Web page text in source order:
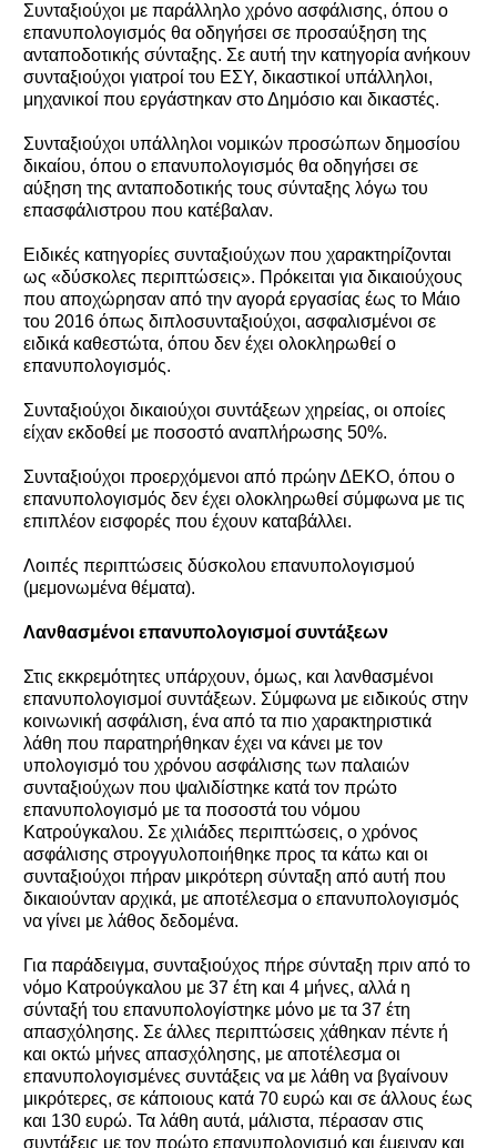
Συνταξιούχοι με παράλληλο χρόνο ασφάλισης, όπου ο
επανυπολογισμός θα οδηγήσει σε προσαύξηση της
ανταποδοτικής σύνταξης. Σε αυτή την κατηγορία ανήκουν
συνταξιούχοι γιατροί του ΕΣΥ, δικαστικοί υπάλληλοι,
μηχανικοί που εργάστηκαν στο Δημόσιο και δικαστές.
Συνταξιούχοι υπάλληλοι νομικών προσώπων δημοσίου
δικαίου, όπου ο επανυπολογισμός θα οδηγήσει σε
αύξηση της ανταποδοτικής τους σύνταξης λόγω του
επασφάλιστρου που κατέβαλαν.
Ειδικές κατηγορίες συνταξιούχων που χαρακτηρίζονται
ως «δύσκολες περιπτώσεις». Πρόκειται για δικαιούχους
που αποχώρησαν από την αγορά εργασίας έως το Μάιο
του 2016 όπως διπλοσυνταξιούχοι, ασφαλισμένοι σε
ειδικά καθεστώτα, όπου δεν έχει ολοκληρωθεί ο
επανυπολογισμός.
Συνταξιούχοι δικαιούχοι συντάξεων χηρείας, οι οποίες
είχαν εκδοθεί με ποσοστό αναπλήρωσης 50%.
Συνταξιούχοι προερχόμενοι από πρώην ΔΕΚΟ, όπου ο
επανυπολογισμός δεν έχει ολοκληρωθεί σύμφωνα με τις
επιπλέον εισφορές που έχουν καταβάλλει.
Λοιπές περιπτώσεις δύσκολου επανυπολογισμού
(μεμονωμένα θέματα).
Λανθασμένοι επανυπολογισμοί συντάξεων
Στις εκκρεμότητες υπάρχουν, όμως, και λανθασμένοι
επανυπολογισμοί συντάξεων. Σύμφωνα με ειδικούς στην
κοινωνική ασφάλιση, ένα από τα πιο χαρακτηριστικά
λάθη που παρατηρήθηκαν έχει να κάνει με τον
υπολογισμό του χρόνου ασφάλισης των παλαιών
συνταξιούχων που ψαλιδίστηκε κατά τον πρώτο
επανυπολογισμό με τα ποσοστά του νόμου
Κατρούγκαλου. Σε χιλιάδες περιπτώσεις, ο χρόνος
ασφάλισης στρογγυλοποιήθηκε προς τα κάτω και οι
συνταξιούχοι πήραν μικρότερη σύνταξη από αυτή που
δικαιούνταν αρχικά, με αποτέλεσμα ο επανυπολογισμός
να γίνει με λάθος δεδομένα.
Για παράδειγμα, συνταξιούχος πήρε σύνταξη πριν από το
νόμο Κατρούγκαλου με 37 έτη και 4 μήνες, αλλά η
σύνταξή του επανυπολογίστηκε μόνο με τα 37 έτη
απασχόλησης. Σε άλλες περιπτώσεις χάθηκαν πέντε ή
και οκτώ μήνες απασχόλησης, με αποτέλεσμα οι
επανυπολογισμένες συντάξεις να με λάθη να βγαίνουν
μικρότερες, σε κάποιους κατά 70 ευρώ και σε άλλους έως
και 130 ευρώ. Τα λάθη αυτά, μάλιστα, πέρασαν στις
συντάξεις με τον πρώτο επανυπολογισμό και έμειναν και